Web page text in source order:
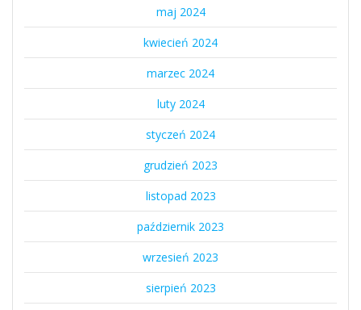
maj 2024
kwiecień 2024
marzec 2024
luty 2024
styczeń 2024
grudzień 2023
listopad 2023
październik 2023
wrzesień 2023
sierpień 2023